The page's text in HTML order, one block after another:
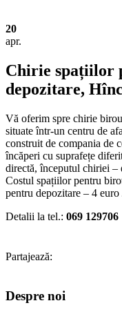
20
apr.
Chirie spațiilor
depozitare,
Vă oferim spre chirie
situate într-un centru de
construit de compania de
încăperi cu suprafețe
directă, începutul chiriei –
Costul spațiilor pentru
pentru depozitare – 4 euro
Detalii la tel.: 069 129706
Partajează:
Despre noi